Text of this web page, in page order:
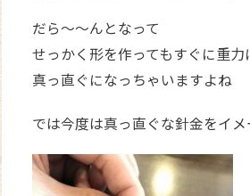
だら～～んとなって
せっかく形を作ってもすぐに重力
真っ直ぐになっちゃいますよね
では今度は真っ直ぐな針金をイ